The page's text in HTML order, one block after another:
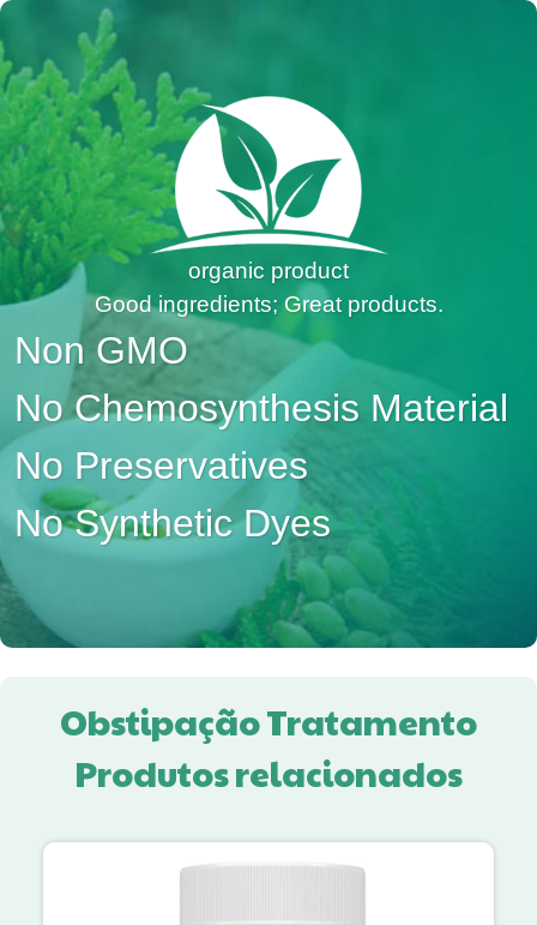
organic product
Good ingredients; Great products.
Non GMO
No Chemosynthesis Material
No Preservatives
No Synthetic Dyes
Obstipação Tratamento
Produtos relacionados